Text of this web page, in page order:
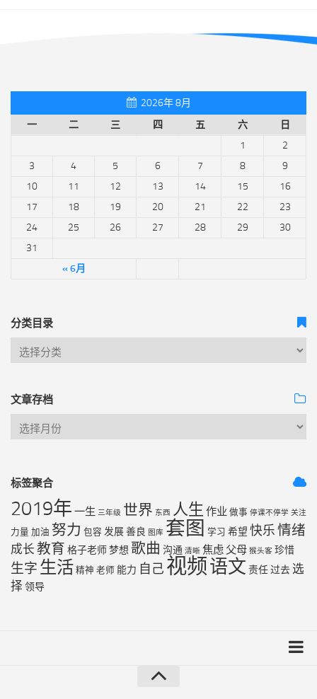
2026年 8月
一
二 三 四 五 六 日
« 6月
1
2
3
4 5 6 7 8
9
10
11 12 13 14 15
16
17
18 19 20 21 22
23
24
25 26 27 28 29
30
31
分类目录
文章存档
标签聚合
2019年 一生 三年级 世界 东西 人生 作业 做事 停课不停学 关注
力量 加油 努力 包容 发展善良 图库 套图 学习 希望 快乐情绪
成长 教育 格子老师梦想 歌曲 沟通 清晰 焦虑 父母 猴头客 珍惜
生字 生活 精神 老师 能力 自己 视频语文 责任过去 选
择 领导